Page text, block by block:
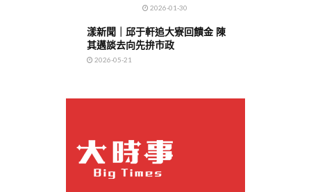
2026-01-30
漾新聞｜邱于軒追大寮回饋金 陳
其邁談去向先拚市政
2026-05-21